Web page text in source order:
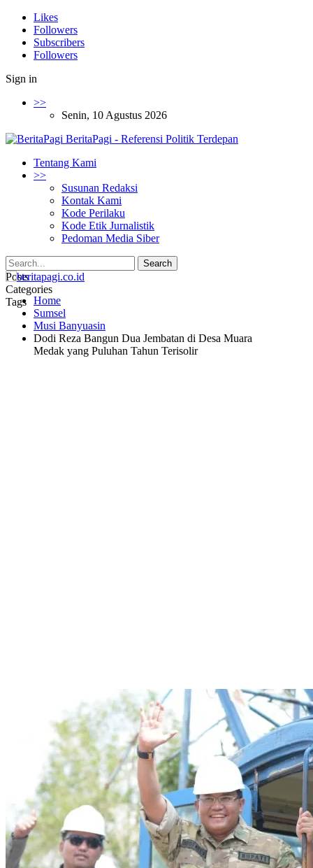
Likes
Followers
Subscribers
Followers
Sign in
>>
Senin, 10 Agustus 2026
BeritaPagi - Referensi Politik Terdepan
Tentang Kami
>>
Susunan Redaksi
Kontak Kami
Kode Perilaku
Kode Etik Jurnalistik
Pedoman Media Siber
Posts
Categories
Tags Home
Sumsel
Musi Banyuasin
Dodi Reza Bangun Dua Jembatan di Desa Muara
Medak yang Puluhan Tahun Terisolir